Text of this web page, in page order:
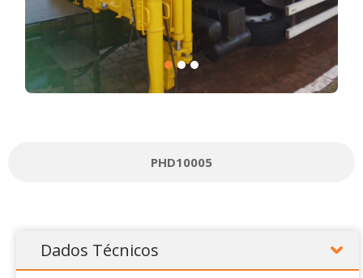
PHD10005
Dados Técnicos